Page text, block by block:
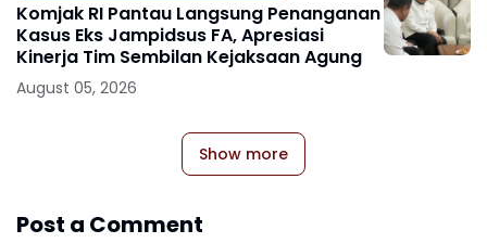
Komjak RI Pantau Langsung Penanganan
Kasus Eks Jampidsus FA, Apresiasi
Kinerja Tim Sembilan Kejaksaan Agung
August 05, 2026
Show more
Post a Comment